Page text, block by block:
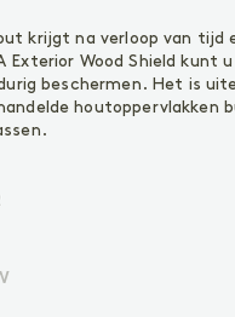
krijgt na verloop van tijd
Wood Shield kunt
beschermen. Het is
houtoppervlakken